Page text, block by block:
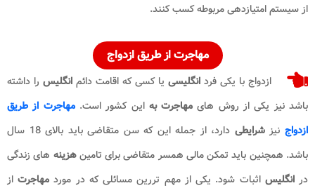
از سیستم امتیازدهی مربوطه کسب کنند.
مهاجرتاز طریق ازدواج
ازدواج با یکی فرد انگلیسی یا کسی که اقامت دائم انگلیس را داشته
باشد نیز یکی از روش های مهاجرت به این کشور است.مهاجرت از طریق
ازدواجنیزشرایطی
دارد، از جمله این که سن متقاضی باید بالای 18 سال
باشد. همچنین باید تمکن مالی همسر متقاضی برای تامینهزینه های زندگی
درانگلیس اثبات شود. یکی از مهم تررین مسائلی که در مورد مهاجرتاز